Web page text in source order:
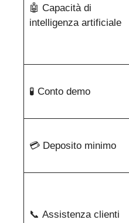
🤖 Capacità di
intelligenza artificiale
🧪 Conto demo
💳 Deposito minimo
📞 Assistenza clienti